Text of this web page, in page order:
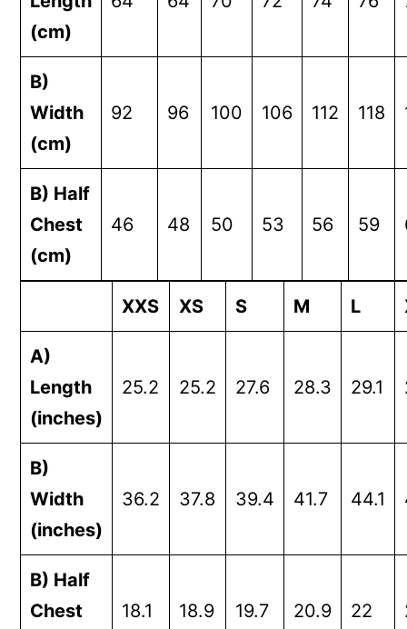
(cm)
B)
Width
(cm)
92 96 100 106 112 118
B) Half
Chest
(cm)
46 48 50 53 56 59
XXS XS S M L
A)
Length
(inches)
25.2 25.2 27.6 28.3 29.1
B)
Width
(inches)
36.2 37.8 39.4 41.7 44.1
B) Half
Chest
18.1 18.9 19.7 20.9 22